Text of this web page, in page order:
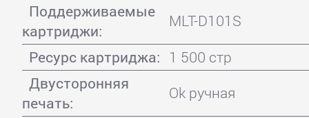
Поддерживаемые
картриджи:
MLT-D101S
Ресурс картриджа: 1 500 стр
Двусторонняя
печать:
Ok ручная